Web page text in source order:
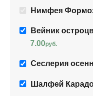
Нимфея
Вейник
7.00руб.
Сеслерия
Шалфей